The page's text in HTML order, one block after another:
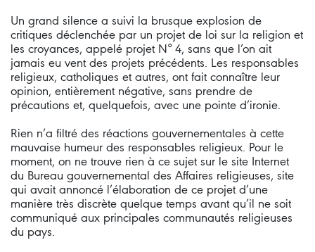
Un grand silence a suivi la brusque explosion de
critiques déclenchée par un projet de loi sur la religion et
les croyances, appelé projet N° 4, sans que l’on ait
jamais eu vent des projets précédents. Les responsables
religieux, catholiques et autres, ont fait connaître leur
opinion, entièrement négative, sans prendre de
précautions et, quelquefois, avec une pointe d’ironie.
Rien n’a filtré des réactions gouvernementales à cette
mauvaise humeur des responsables religieux. Pour le
moment, on ne trouve rien à ce sujet sur le site Internet
du Bureau gouvernemental des Affaires religieuses, site
qui avait annoncé l’élaboration de ce projet d’une
manière très discrète quelque temps avant qu’il ne soit
communiqué aux principales communautés religieuses
du pays.